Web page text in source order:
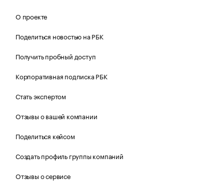
О проекте
Поделиться новостью на РБК
Получить пробный доступ
Корпоративная подписка РБК
Стать экспертом
Отзывы о вашей компании
Поделиться кейсом
Создать профиль группы компаний
Отзывы о сервисе